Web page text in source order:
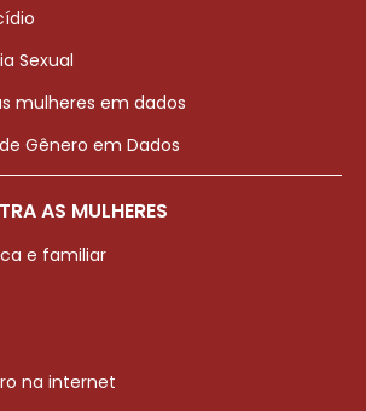
Sexual
mulheres em dados
Gênero em Dados
AS MULHERES
e familiar
na internet